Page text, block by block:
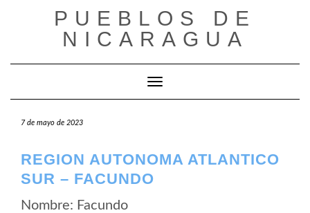
PUEBLOS DE
NICARAGUA
Cambiar modo de navegación
7 de mayo de 2023
REGION AUTONOMA ATLANTICO
SUR – FACUNDO
Nombre: Facundo